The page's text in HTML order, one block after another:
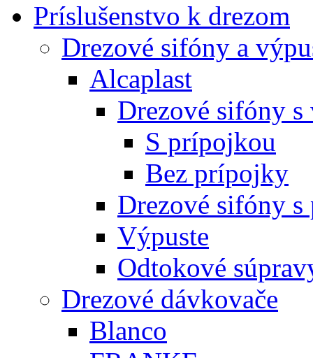
Príslušenstvo k drezom
Drezové sifóny a
Alcaplast
Drezové sifóny
S prípojkou
Bez prípojky
Drezové sifóny
Výpuste
Odtokové
Drezové dávkovače
Blanco